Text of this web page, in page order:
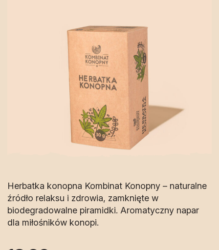
Herbatka konopna Kombinat Konopny – naturalne
źródło relaksu i zdrowia, zamknięte w
biodegradowalne piramidki. Aromatyczny napar
dla miłośników konopi.